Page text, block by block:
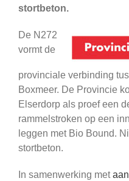
stortbeton.
De N272
vormt de
provinciale verbinding
Boxmeer. De Provincie
Elserdorp als proef een
rammelstroken op een
leggen met Bio Bound.
stortbeton.
In samenwerking met